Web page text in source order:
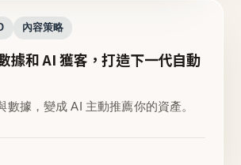
內容策略
據和 AI 獲客，打造下一代自動
數據，變成 AI 主動推薦你的資產。